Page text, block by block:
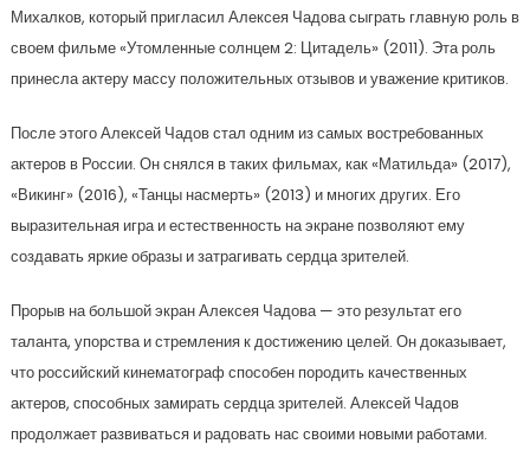
Михалков, который пригласил Алексея Чадова сыграть главную роль в
своем фильме «Утомленные солнцем 2: Цитадель» (2011). Эта роль
принесла актеру массу положительных отзывов и уважение критиков.
После этого Алексей Чадов стал одним из самых востребованных
актеров в России. Он снялся в таких фильмах, как «Матильда» (2017),
«Викинг» (2016), «Танцы насмерть» (2013) и многих других. Его
выразительная игра и естественность на экране позволяют ему
создавать яркие образы и затрагивать сердца зрителей.
Прорыв на большой экран Алексея Чадова — это результат его
таланта, упорства и стремления к достижению целей. Он доказывает,
что российский кинематограф способен породить качественных
актеров, способных замирать сердца зрителей. Алексей Чадов
продолжает развиваться и радовать нас своими новыми работами.